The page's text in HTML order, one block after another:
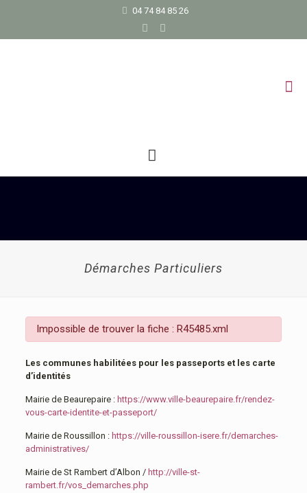
04 74 84 85 26
Démarches Particuliers
Impossible de trouver la fiche : R45485.xml
Les communes habilitées pour les passeports et les carte
d’identités
Mairie de Beaurepaire : https://www.ville-beaurepaire.fr/rendez-
vous-carte-identite-et-passeport/
Mairie de Roussillon : https://ville-roussillon-isere.fr/demarches-
administratives/
Mairie de St Rambert d’Albon / http://ville-st-
rambert.fr/vos_demarches.php